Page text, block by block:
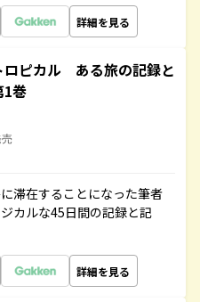
詳細を見る
ロピカル ある旅の記録と
巻
滞在することになった筆者
カルな45日間の記録と記
詳細を見る